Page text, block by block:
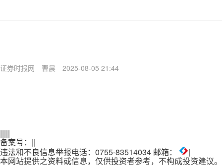
证券时报网 曹晨 2025-08-05 21:44
|||||
备案号： ||
违法和不良信息举报电话：0755-83514034 邮箱：
|
本网站提供之资料或信息，仅供投资者参考，不构成投资建议。